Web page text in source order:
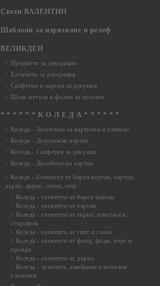
Свети ВАЛЕНТИН
Шаблони за изрязване и релеф
ВЕЛИКДЕН
Предмети за декорация
Елементи за декорация
Салфетки и хартии за декупаж
Шлак метали и фолио за позлата
* * * * * * К О Л Е Д А * * * * * *
Коледа - Заготовки за картички и пликове
Коледа - Декупажни хартии
Коелда - Салфетки за декупаж
Коледа - Дизайнерски хартии
Коледа - Eлементи от бирен картон, хартия,
акрил, дърво, глина, гипс
Коледа - елементи от бирен картон
Коледа - елементи от хартия
Коледа - елементи от акрил, пластмаса,
стирофом
Коледа - елементи от гипс и глина
Коледа - елементи от филц, фоам, плат и
прежда
Коледа - елементи от дърво
Коледа - звънчета, камбанки и метални
елементи